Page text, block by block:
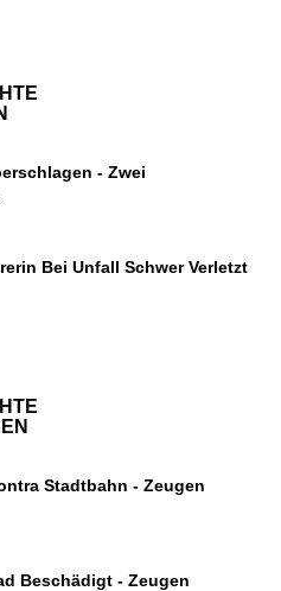
- Zwei
Bei Unfall Schwer Verletzt
Stadtbahn - Zeugen
Beschädigt - Zeugen